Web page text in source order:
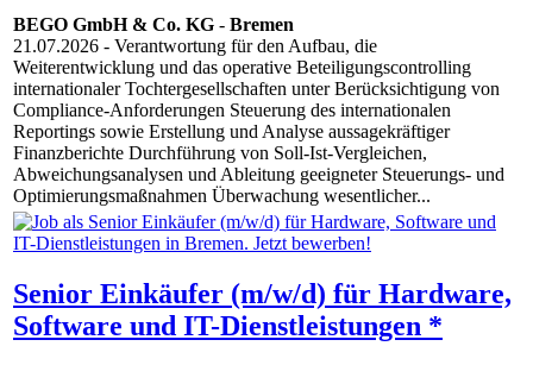
BEGO GmbH & Co. KG - Bremen
21.07.2026 - Verantwortung für den Aufbau, die
Weiterentwicklung und das operative Beteiligungscontrolling
internationaler Tochtergesellschaften unter Berücksichtigung von
Compliance-Anforderungen Steuerung des internationalen
Reportings sowie Erstellung und Analyse aussagekräftiger
Finanzberichte Durchführung von Soll-Ist-Vergleichen,
Abweichungsanalysen und Ableitung geeigneter Steuerungs- und
Optimierungsmaßnahmen Überwachung wesentlicher...
Senior Einkäufer (m/w/d) für Hardware,
Software und IT-Dienstleistungen *